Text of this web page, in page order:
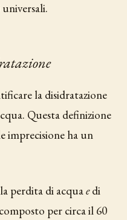
la disidratazione
Questa definizione
imprecisione ha un
perdita di acquaedi
per circa il 60